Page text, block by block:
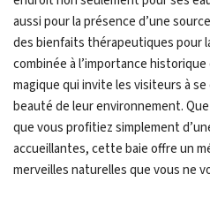
aussi pour la présence d’une
des bienfaits thérapeutiques pour
combinée à l’importance
magique qui invite les visiteurs à
beauté de leur environnement.
que vous profitiez simplement
accueillantes, cette baie offre un
merveilles naturelles que vous ne